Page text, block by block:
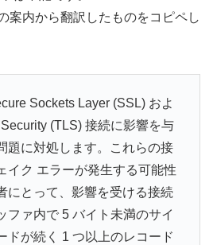
案内から翻訳したものをコピペし
Sockets Layer (SSL) およ
(TLS) 接続に影響を与
題に対処します。これらの接
イク エラーが発生する可能性
にとって、影響を受ける接続
ファ内で 5 バイト未満のサイ
ドが続く 1 つ以上のレコード